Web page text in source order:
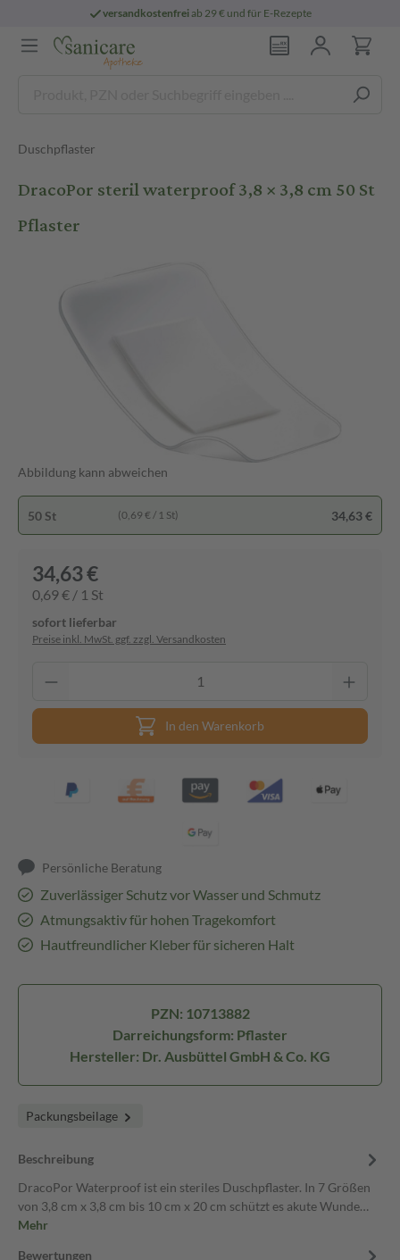
versandkostenfreiab 29 € und für E-Rezepte
Duschpflaster
DracoPor steril waterproof 3,8 × 3,8 cm 50 St
Pflaster
Abbildung kann abweichen
50 St (0,69 € / 1 St) 34,63 €
34,63 €
0,69 € / 1 St
sofort lieferbar
Preise inkl. MwSt. ggf. zzgl. Versandkosten
In den Warenkorb
Persönliche Beratung
Zuverlässiger Schutz vor Wasser und Schmutz
Atmungsaktiv für hohen Tragekomfort
Hautfreundlicher Kleber für sicheren Halt
PZN: 10713882
Darreichungsform: Pflaster
Hersteller: Dr. Ausbüttel GmbH & Co. KG
Packungsbeilage
Beschreibung
DracoPor Waterproof ist ein steriles Duschpflaster. In 7 Größen
von 3,8 cm x 3,8 cm bis 10 cm x 20 cm schützt es akute Wunde…
Mehr
Bewertungen